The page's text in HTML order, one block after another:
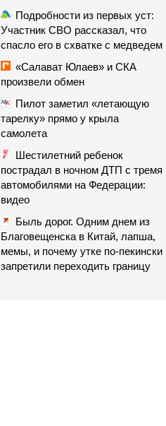
Подробности из первых уст:
Участник СВО рассказал, что
спасло его в схватке с медведем
«Салават Юлаев» и СКА
произвели обмен
Пилот заметил «летающую
тарелку» прямо у крыла
самолета
Шестилетний ребенок
пострадал в ночном ДТП с тремя
автомобилями на Федерации:
видео
Быль дорог. Одним днем из
Благовещенска в Китай, лапша,
мемы, и почему утке по-пекински
запретили переходить границу